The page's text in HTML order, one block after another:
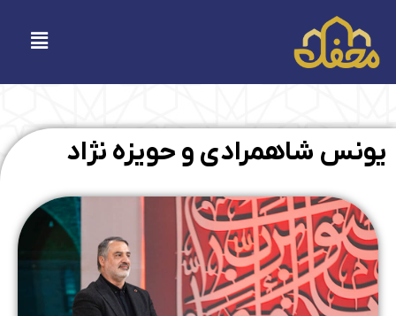
فهرست
یونس شاهمرادی و حویزه نژاد